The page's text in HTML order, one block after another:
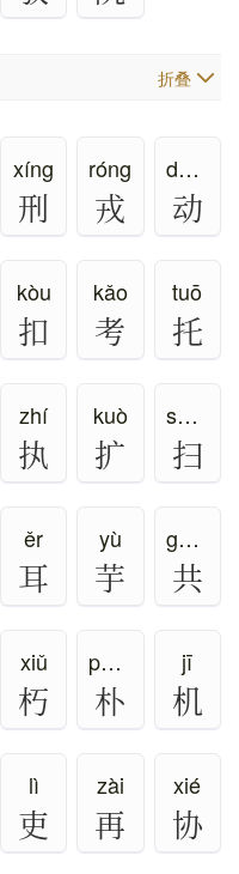
折叠
xíng
刑
róng
戎
dòng
动
kòu
扣
kǎo
考
tuō
托
zhí
执
kuò
扩
sǎo、sào
扫
ěr
耳
yù
芋
gòng、gōng
共
xiǔ
朽
pǔ、pò、pō、piáo
朴
jī
机
lì
吏
zài
再
xié
协